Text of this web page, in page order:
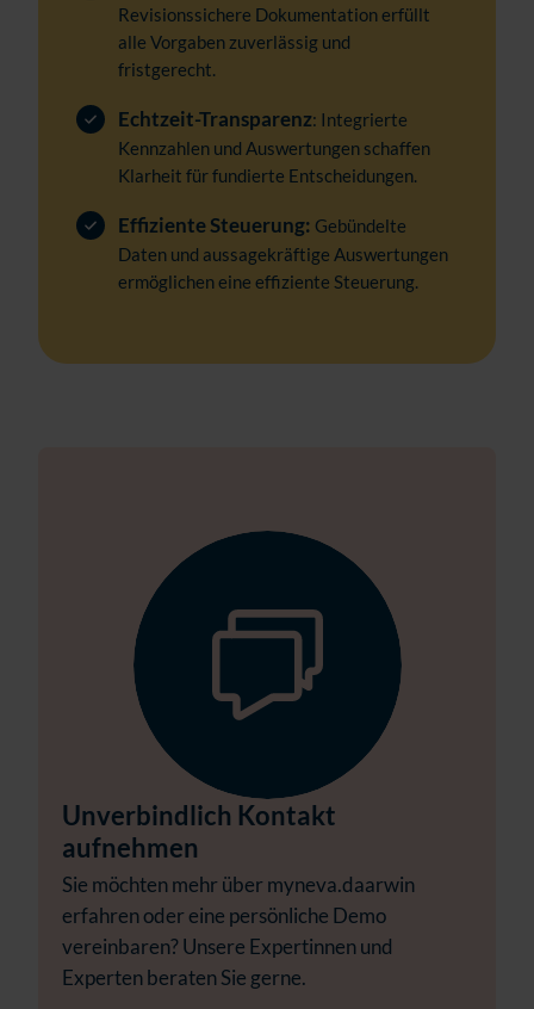
Revisionssichere Dokumentation erfüllt
alle Vorgaben zuverlässig und
fristgerecht.
Echtzeit-Transparenz: Integrierte
Kennzahlen und Auswertungen schaffen
Klarheit für fundierte Entscheidungen.
Effiziente Steuerung: Gebündelte
Daten und aussagekräftige Auswertungen
ermöglichen eine effiziente Steuerung.
Unverbindlich Kontakt
aufnehmen
Sie möchten mehr über myneva.daarwin
erfahren oder eine persönliche Demo
vereinbaren? Unsere Expertinnen und
Experten beraten Sie gerne.